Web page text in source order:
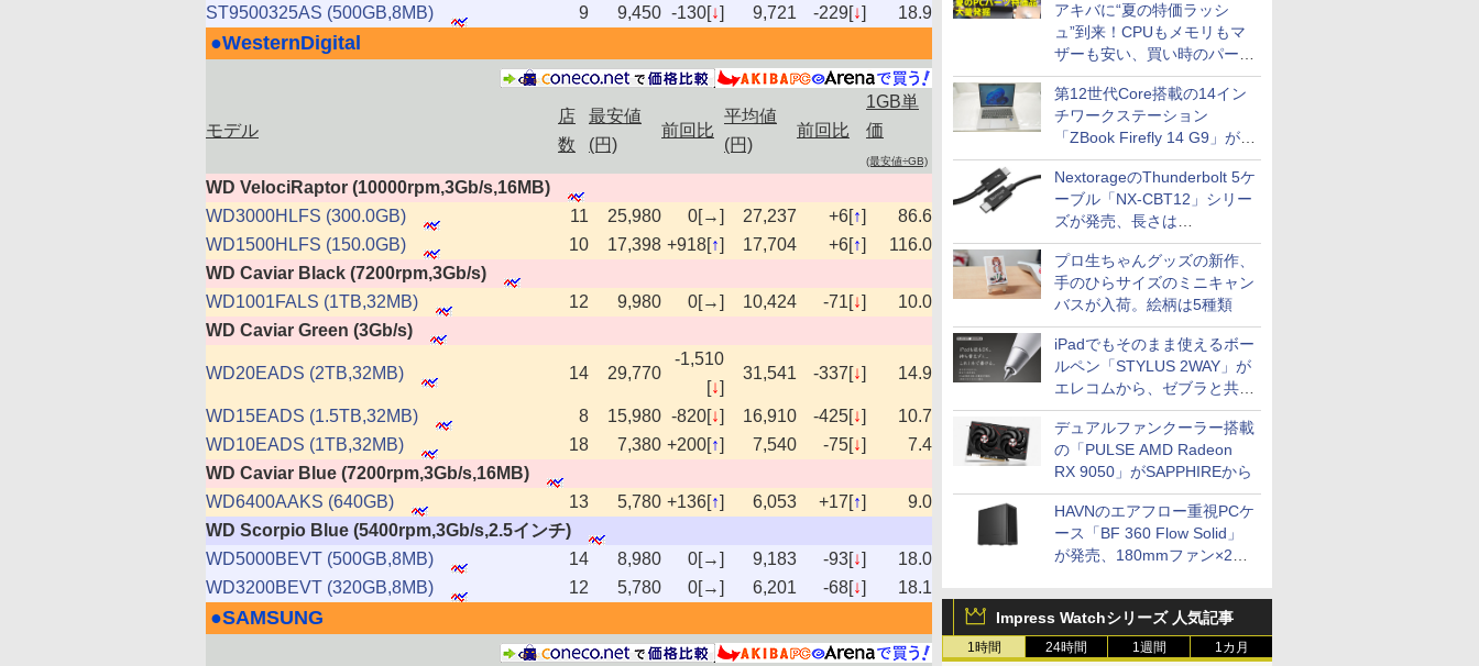
アキバに“夏の特価ラッシ
ュ”到来！CPUもメモリもマ
ザーも安い、買い時のパーツ
は？【8月7日(金)22時配信】
第12世代Core搭載の14イン
チワークステーション
「ZBook Firefly 14 G9」が
79,800円！秋葉原で中古PC
セール
NextorageのThunderbolt 5ケ
ーブル「NX-CBT12」シリー
ズが発売、長さは
30cm/50cm/1mの3種類
プロ生ちゃんグッズの新作、
手のひらサイズのミニキャン
バスが入荷。絵柄は5種類
iPadでもそのまま使えるボー
ルペン「STYLUS 2WAY」が
エレコムから、ゼブラと共同
開発
デュアルファンクーラー搭載
の「PULSE AMD Radeon
RX 9050」がSAPPHIREから
HAVNのエアフロー重視PCケ
ース「BF 360 Flow Solid」
が発売、180mmファン×2搭
Impress Watchシリーズ 人気記事
1時間 24時間 1週間 1カ月
ST9500325AS (500GB,8MB)
9 9,450 -130[↓] 9,721 -229[↓]
18.9
●WesternDigital
モデル
店
数
最安値
(円)
前回比
平均値
(円)
前回比
1GB単
価
(最安値÷GB)
WD VelociRaptor (10000rpm,3Gb/s,16MB)
WD3000HLFS (300.0GB)
11 25,980 0[→] 27,237 +6[↑]
86.6
WD1500HLFS (150.0GB)
10 17,398 +918[↑] 17,704 +6[↑]
116.0
WD Caviar Black (7200rpm,3Gb/s)
WD1001FALS (1TB,32MB)
12 9,980 0[→] 10,424 -71[↓]
10.0
WD Caviar Green (3Gb/s)
WD20EADS (2TB,32MB) 14 29,770
-1,510
[↓]
31,541 -337[↓] 14.9
WD15EADS (1.5TB,32MB) 8 15,980 -820[↓] 16,910 -425[↓]
10.7
WD10EADS (1TB,32MB)
18 7,380 +200[↑] 7,540 -75[↓]
7.4
WD Caviar Blue (7200rpm,3Gb/s,16MB)
WD6400AAKS (640GB)
13 5,780 +136[↑] 6,053 +17[↑]
9.0
WD Scorpio Blue (5400rpm,3Gb/s,2.5インチ)
WD5000BEVT (500GB,8MB)
14 8,980 0[→] 9,183 -93[↓]
18.0
WD3200BEVT (320GB,8MB)
12 5,780 0[→] 6,201 -68[↓]
18.1
●SAMSUNG